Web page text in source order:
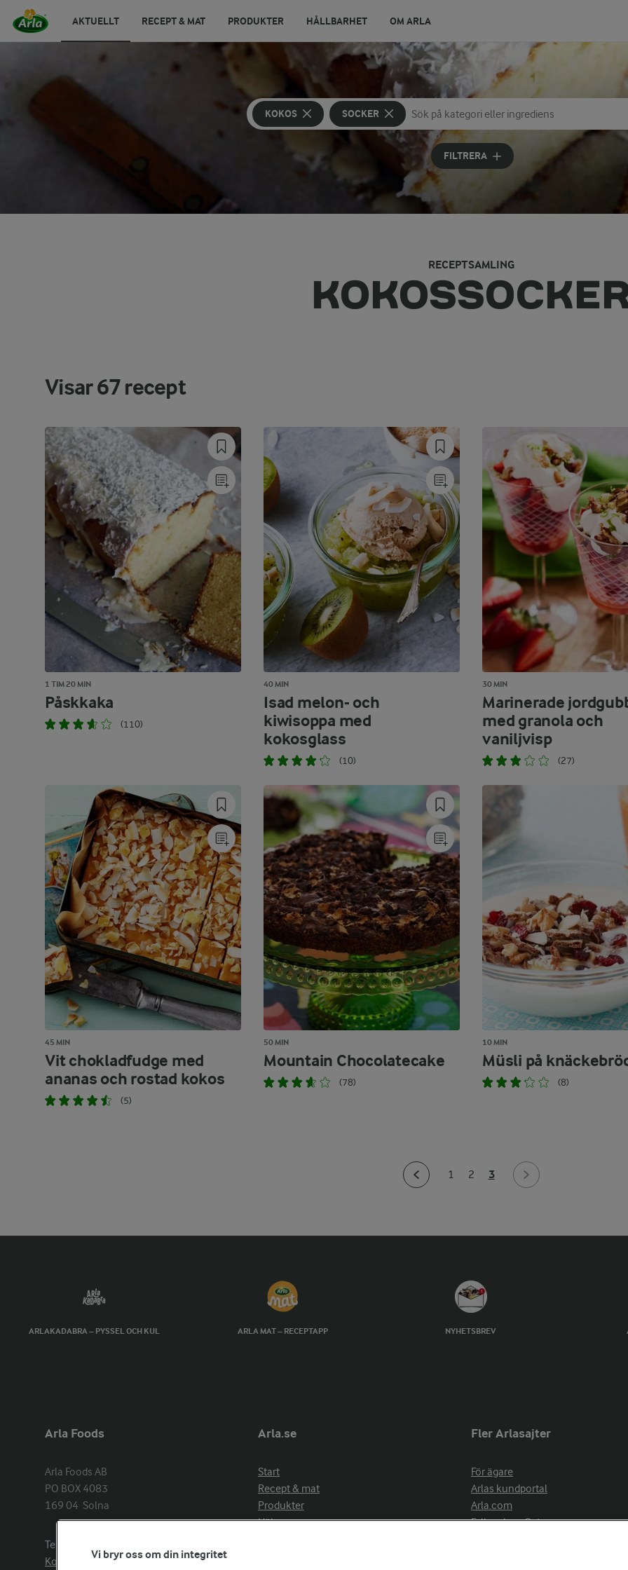
AKTUELLT RECEPT & MAT PRODUKTER HÅLLBARHET OM ARLA
KOKOS SOCKER
Sök på kategori eller ingrediens
Skriv in sökord för att få förslag
FILTRERA
RECEPTSAMLING
Visar67recept
1 TIM 20 MIN
Påskkaka
(110)
40 MIN
Isad melon- och
kiwisoppa med
kokosglass
(10)
30 MIN
Marinerade
med granola och
vaniljvisp
(27)
45 MIN
Vit chokladfudge med
ananas och rostad kokos
(5)
50 MIN
Mountain Chocolatecake
(78)
10 MIN
Müsli på
(8)
1 2 3
ARLAKADABRA – PYSSEL OCH KUL ARLA MAT – RECEPTAPP NYHETSBREV
Arla Foods
Arla Foods AB
PO BOX 4083
169 04  Solna
Telefon:
Kontakta oss
Arla.se
Start
Recept & mat
Produkter
Hälsa
Fler Arlasajter
För ägare
Arlas kundportal
Arla.com
Falbygdens Ost
Vi bryr oss om din integritet